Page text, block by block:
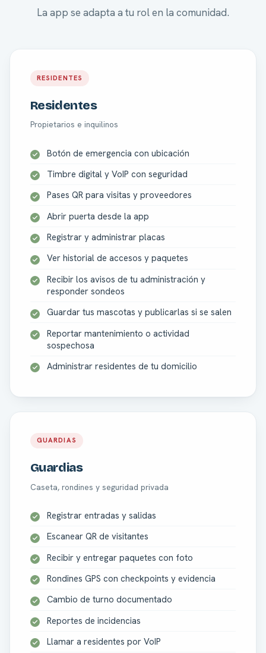
La app se adapta a tu rol en la comunidad.
RESIDENTES
Residentes
Propietarios e inquilinos
Botón de emergencia con ubicación
Timbre digital y VoIP con seguridad
Pases QR para visitas y proveedores
Abrir puerta desde la app
Registrar y administrar placas
Ver historial de accesos y paquetes
Recibir los avisos de tu administración y
responder sondeos
Guardar tus mascotas y publicarlas si se salen
Reportar mantenimiento o actividad
sospechosa
Administrar residentes de tu domicilio
GUARDIAS
Guardias
Caseta, rondines y seguridad privada
Registrar entradas y salidas
Escanear QR de visitantes
Recibir y entregar paquetes con foto
Rondines GPS con checkpoints y evidencia
Cambio de turno documentado
Reportes de incidencias
Llamar a residentes por VoIP